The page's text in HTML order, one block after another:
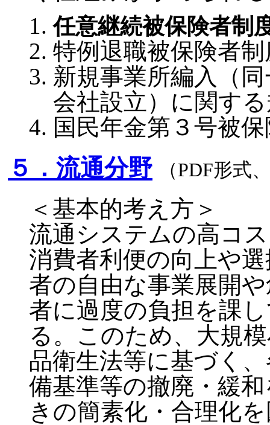
任意継続被保険者制
特例退職被保険者
新規事業所編入（
会社設立）に関す
国民年金第３号被
５．流通分野 （PDF形式
＜基本的考え方＞
流通システムの高コ
消費者利便の向上や
者の自由な事業展開
者に過度の負担を課
る。このため、大規
品衛生法等に基づく
備基準等の撤廃・緩
きの簡素化・合理化